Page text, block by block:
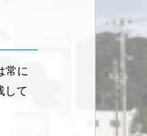
常に
して